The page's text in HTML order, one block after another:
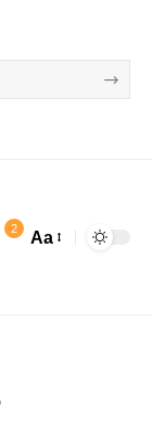
2 Aa